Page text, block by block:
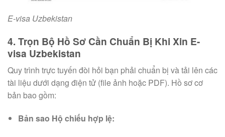
E-visa Uzbekistan
4. Trọn Bộ Hồ Sơ Cần Chuẩn Bị Khi Xin E-
visa Uzbekistan
Quy trình trực tuyến đòi hỏi bạn phải chuẩn bị và tải lên các
tài liệu dưới dạng điện tử (file ảnh hoặc PDF). Hồ sơ cơ
bản bao gồm:
Bản sao Hộ chiếu hợp lệ: